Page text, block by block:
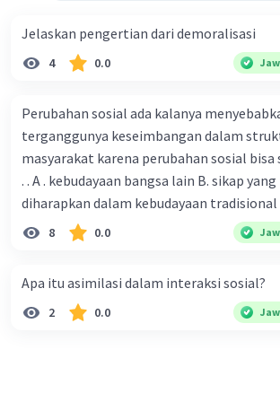
Indonesia, dan Lembaga Swadaya
Semoga penjelasan ini membantu
Jelaskan pengertian dari demoralisasi
4 0.0
Perubahan sosial ada kalanya
terganggunya keseimbangan dalam
masyarakat karena perubahan sosial bisa
. . A . kebudayaan bangsa lain B. sikap
diharapkan dalam kebudayaan
sikap, dan pola . perilaku yang berbeda D.
dengan kebudayaan masyarakat
8 0.0
Apa itu asimilasi dalam interaksi sosial?
2 0.0